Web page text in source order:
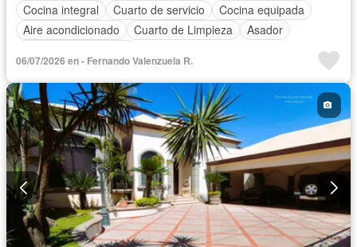
Cocina integral Cuarto de servicio
Cocina equipada
Aire acondicionado
Cuarto de Limpieza
Asador
06/07/2026 en - Fernando Valenzuela R.